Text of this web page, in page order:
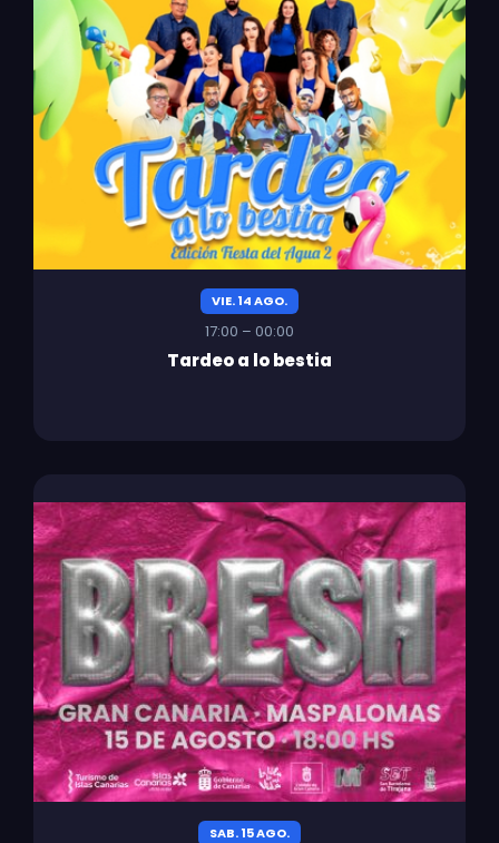
VIE. 14 AGO.
17:00 – 00:00
Tardeo a lo bestia
SAB. 15 AGO.